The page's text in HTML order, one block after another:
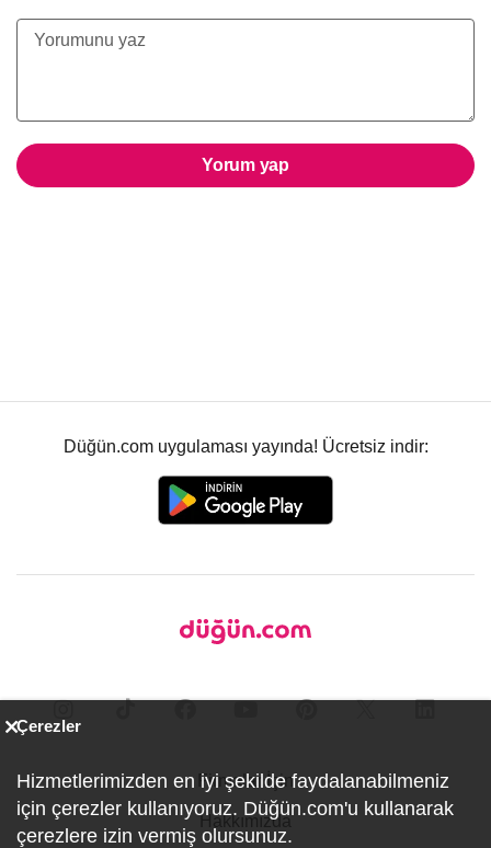
Yorum yap
Düğün.com uygulaması yayında! Ücretsiz indir:
Firmalar İçin
Hakkımızda
Çerezler
Hizmetlerimizden en iyi şekilde faydalanabilmeniz
için çerezler kullanıyoruz. Düğün.com'u kullanarak
çerezlere izin vermiş olursunuz.